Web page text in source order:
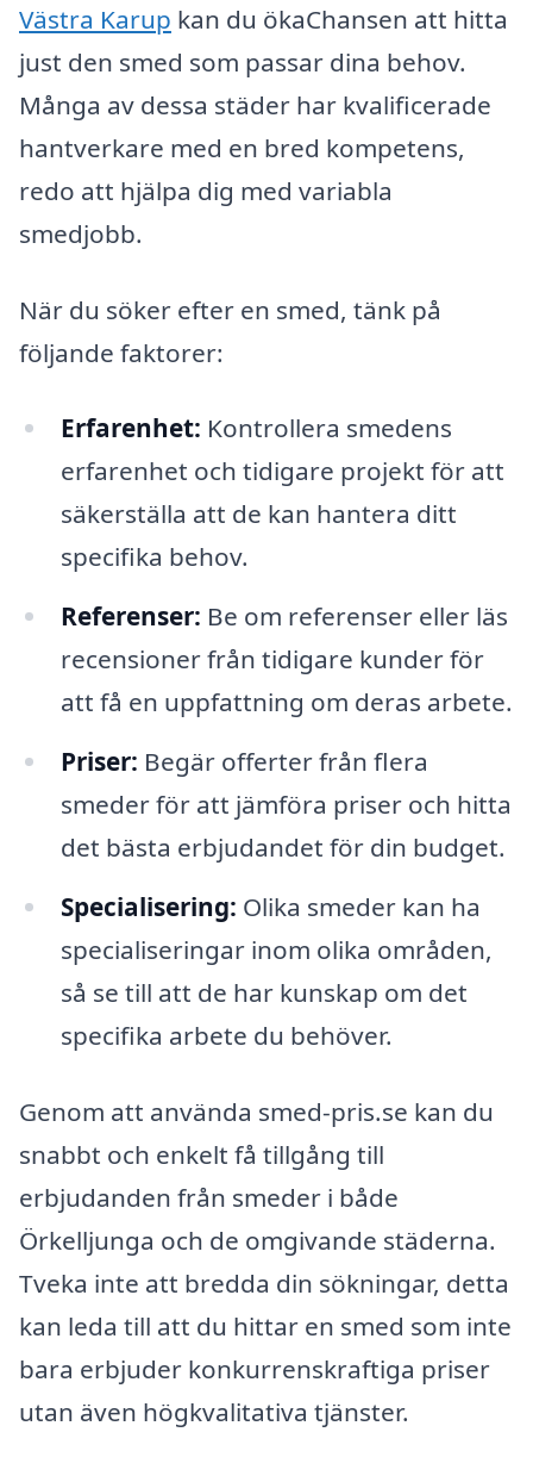
Västra Karup kan du ökaChansen att hitta
just den smed som passar dina behov.
Många av dessa städer har kvalificerade
hantverkare med en bred kompetens,
redo att hjälpa dig med variabla
smedjobb.
När du söker efter en smed, tänk på
följande faktorer:
Erfarenhet: Kontrollera smedens
erfarenhet och tidigare projekt för att
säkerställa att de kan hantera ditt
specifika behov.
Referenser: Be om referenser eller läs
recensioner från tidigare kunder för
att få en uppfattning om deras arbete.
Priser: Begär offerter från flera
smeder för att jämföra priser och hitta
det bästa erbjudandet för din budget.
Specialisering: Olika smeder kan ha
specialiseringar inom olika områden,
så se till att de har kunskap om det
specifika arbete du behöver.
Genom att använda smed-pris.se kan du
snabbt och enkelt få tillgång till
erbjudanden från smeder i både
Örkelljunga och de omgivande städerna.
Tveka inte att bredda din sökningar, detta
kan leda till att du hittar en smed som inte
bara erbjuder konkurrenskraftiga priser
utan även högkvalitativa tjänster.